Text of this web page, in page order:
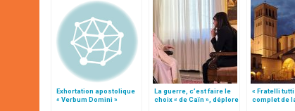
Exhortation apostolique
« Verbum Domini »
La guerre, c’est faire le
choix « de Caïn », déplore
« Fratelli
complet de